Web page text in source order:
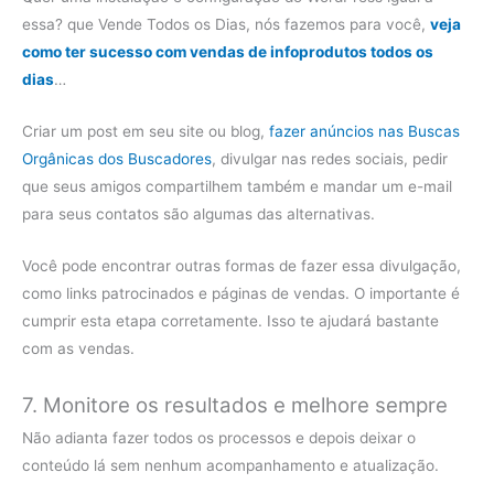
essa? que Vende Todos os Dias, nós fazemos para você, veja
como ter sucesso com vendas de infoprodutos todos os
dias…
Criar um post em seu site ou blog, fazer anúncios nas Buscas
Orgânicas dos Buscadores, divulgar nas redes sociais, pedir
que seus amigos compartilhem também e mandar um e-mail
para seus contatos são algumas das alternativas.
Você pode encontrar outras formas de fazer essa divulgação,
como links patrocinados e páginas de vendas. O importante é
cumprir esta etapa corretamente. Isso te ajudará bastante
com as vendas.
7. Monitore os resultados e melhore sempre
Não adianta fazer todos os processos e depois deixar o
conteúdo lá sem nenhum acompanhamento e atualização.